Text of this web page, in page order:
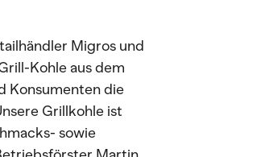
Migros und
Kohle aus dem
Konsumenten die
Grillkohle ist
sowie